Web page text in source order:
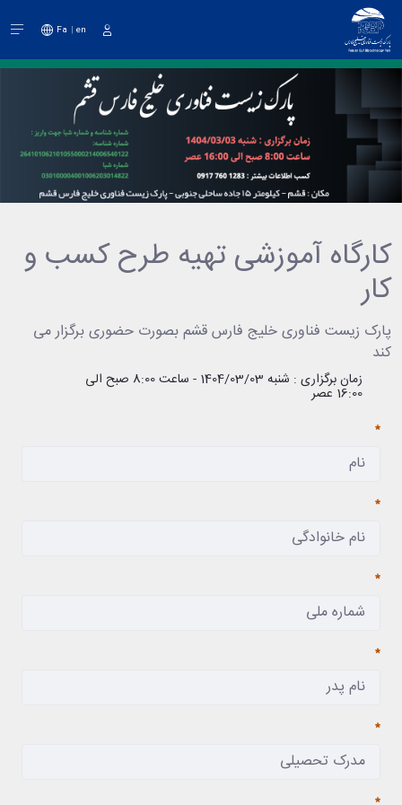
Fa en
کارگاه آموزشی تهیه طرح کسب و
کار
پارک زیست فناوری خلیج فارس قشم بصورت حضوری برگزار می
کند
زمان برگزاری : شنبه 1404/03/03 - ساعت 8:00 صبح الی
16:00 عصر